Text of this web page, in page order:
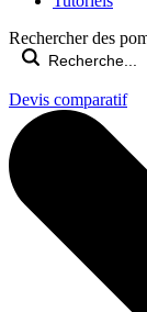
Rechercher des
Devis comparatif